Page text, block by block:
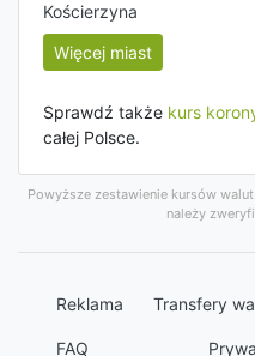
Kościerzyna
Więcej miast
Sprawdź także kurs
całej Polsce.
Powyższe zestawienie kursów
należy
Reklama Transfery
FAQ